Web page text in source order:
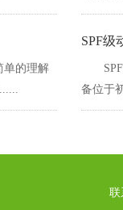
单的理解
......
SPF级
备位于初
联